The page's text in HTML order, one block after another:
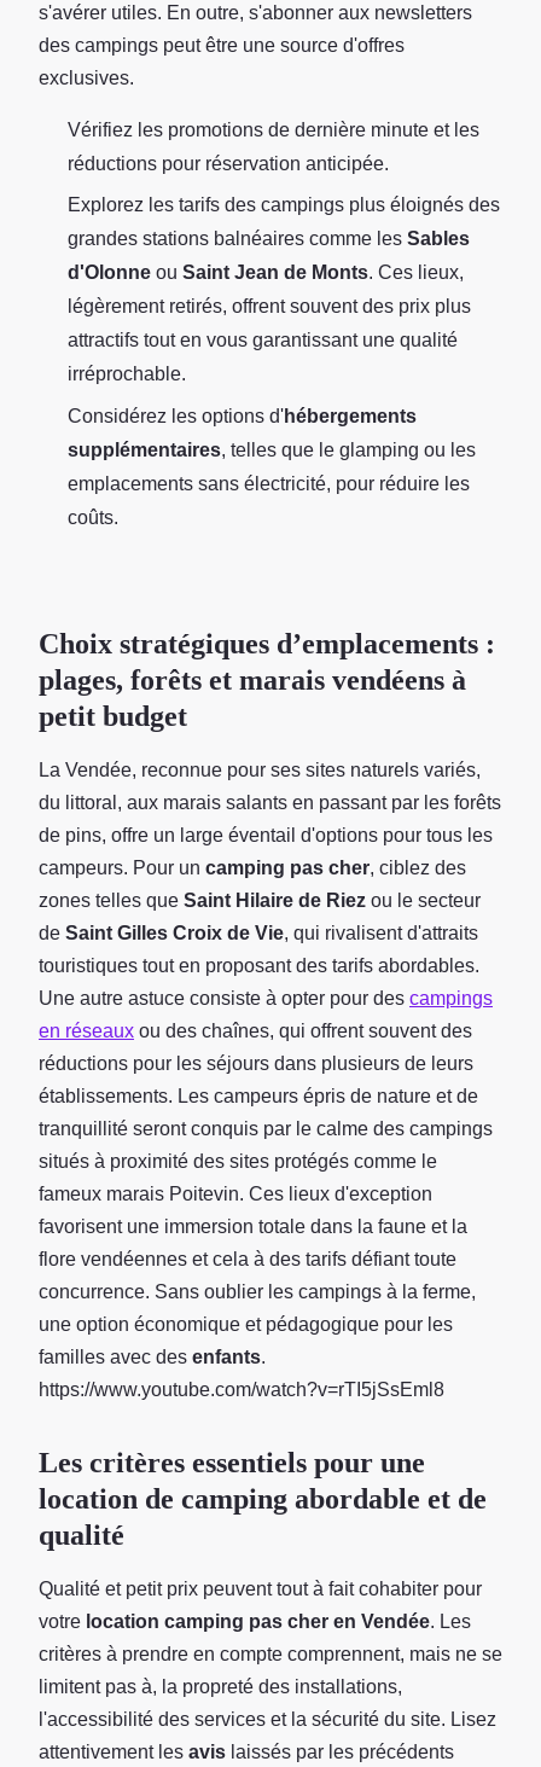
s'avérer utiles. En outre, s'abonner aux newsletters
des campings peut être une source d'offres
exclusives.
Vérifiez les promotions de dernière minute et les
réductions pour réservation anticipée.
Explorez les tarifs des campings plus éloignés des
grandes stations balnéaires comme les Sables
d'Olonne ou Saint Jean de Monts. Ces lieux,
légèrement retirés, offrent souvent des prix plus
attractifs tout en vous garantissant une qualité
irréprochable.
Considérez les options d'hébergements
supplémentaires, telles que le glamping ou les
emplacements sans électricité, pour réduire les
coûts.
Choix stratégiques d’emplacements :
plages, forêts et marais vendéens à
petit budget
La Vendée, reconnue pour ses sites naturels variés,
du littoral, aux marais salants en passant par les forêts
de pins, offre un large éventail d'options pour tous les
campeurs. Pour un camping pas cher, ciblez des
zones telles que Saint Hilaire de Riez ou le secteur
de Saint Gilles Croix de Vie, qui rivalisent d'attraits
touristiques tout en proposant des tarifs abordables.
Une autre astuce consiste à opter pour des campings
en réseaux ou des chaînes, qui offrent souvent des
réductions pour les séjours dans plusieurs de leurs
établissements. Les campeurs épris de nature et de
tranquillité seront conquis par le calme des campings
situés à proximité des sites protégés comme le
fameux marais Poitevin. Ces lieux d'exception
favorisent une immersion totale dans la faune et la
flore vendéennes et cela à des tarifs défiant toute
concurrence. Sans oublier les campings à la ferme,
une option économique et pédagogique pour les
familles avec des enfants.
https://www.youtube.com/watch?v=rTI5jSsEml8
Les critères essentiels pour une
location de camping abordable et de
qualité
Qualité et petit prix peuvent tout à fait cohabiter pour
votre location camping pas cher en Vendée. Les
critères à prendre en compte comprennent, mais ne se
limitent pas à, la propreté des installations,
l'accessibilité des services et la sécurité du site. Lisez
attentivement les avis laissés par les précédents